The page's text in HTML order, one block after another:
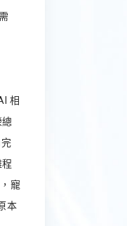
相
寵
本